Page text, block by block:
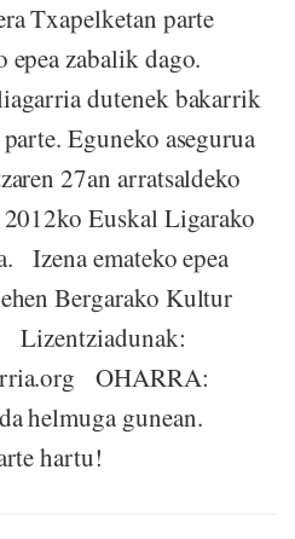
Txapelketan parte
epea zabalik dago.
dutenek bakarrik
Eguneko asegurua
27an arratsaldeko
Euskal Ligarako
Izena emateko epea
Bergarako Kultur
Lizentziadunak:
OHARRA:
helmuga gunean.
hartu!